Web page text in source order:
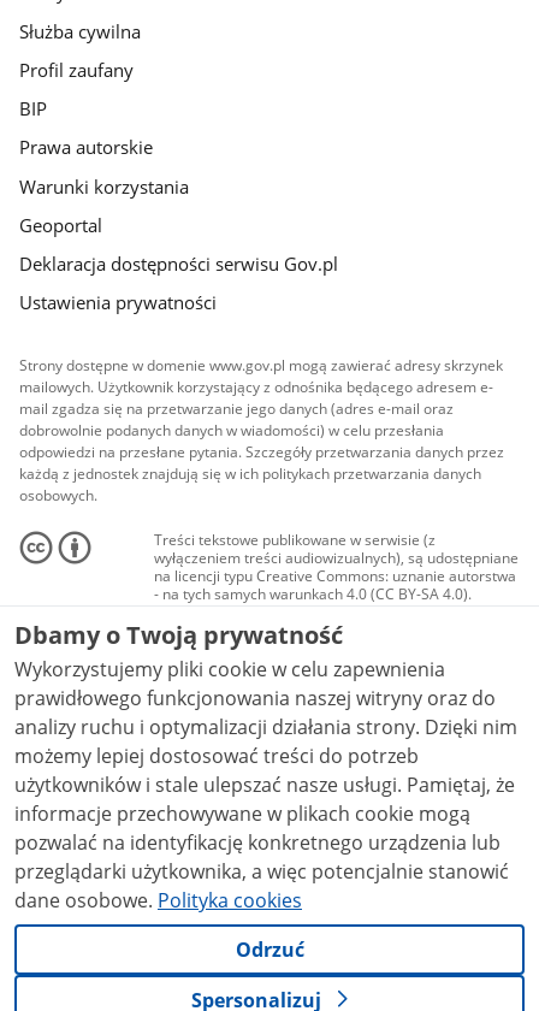
Służba cywilna
Profil zaufany
BIP
Prawa autorskie
Warunki korzystania
Geoportal
Deklaracja dostępności serwisu Gov.pl
Ustawienia prywatności
Strony dostępne w domenie www.gov.pl mogą zawierać adresy skrzynek
mailowych. Użytkownik korzystający z odnośnika będącego adresem e-
mail zgadza się na przetwarzanie jego danych (adres e-mail oraz
dobrowolnie podanych danych w wiadomości) w celu przesłania
odpowiedzi na przesłane pytania. Szczegóły przetwarzania danych przez
każdą z jednostek znajdują się w ich politykach przetwarzania danych
osobowych.
Treści tekstowe publikowane w serwisie (z
wyłączeniem treści audiowizualnych), są udostępniane
na licencji typu Creative Commons: uznanie autorstwa
- na tych samych warunkach 4.0 (CC BY-SA 4.0).
Materiały audiowizualne, w tym zdjęcia, materiały
audio i wideo, są udostępniane na licencji typu
Creative Commons: uznanie autorstwa użycie
niekomercyjne - bez utworów zależnych 4.0 (CC BY-
NC-ND 4.0), o ile nie jest to stwierdzone inaczej.
Dbamy o Twoją prywatność
Wykorzystujemy pliki cookie w celu zapewnienia
prawidłowego funkcjonowania naszej witryny oraz do
analizy ruchu i optymalizacji działania strony. Dzięki nim
możemy lepiej dostosować treści do potrzeb
użytkowników i stale ulepszać nasze usługi. Pamiętaj, że
informacje przechowywane w plikach cookie mogą
pozwalać na identyfikację konkretnego urządzenia lub
przeglądarki użytkownika, a więc potencjalnie stanowić
dane osobowe. Polityka cookies
Odrzuć
Spersonalizuj